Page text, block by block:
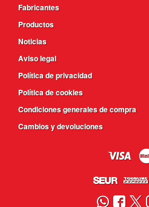
Fabricantes
Productos
Noticias
Aviso legal
Política de privacidad
Política de cookies
Condiciones generales de compra
Cambios y devoluciones